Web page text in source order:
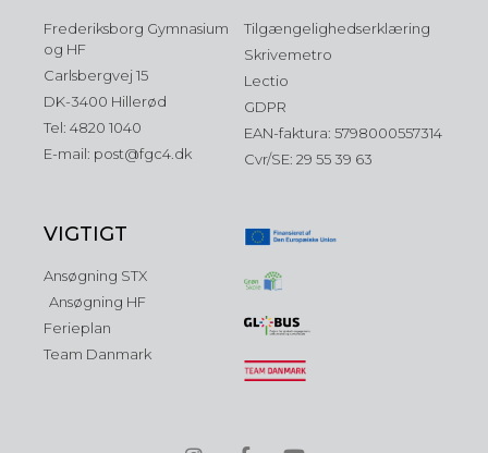
Frederiksborg Gymnasium
og HF
Carlsbergvej 15
DK-3400 Hillerød
Tel: 4820 1040
E-mail: post@fgc4.dk
Tilgængelighedserklæring
Skrivemetro
Lectio
GDPR
EAN-faktura: 5798000557314
Cvr/SE: 29 55 39 63
VIGTIGT
Ansøgning STX
Ansøgning HF
Ferieplan
Team Danmark